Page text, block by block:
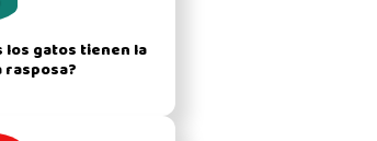
los gatos tienen la
rasposa?